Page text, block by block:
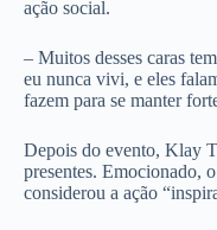
ação social.
– Muitos desses caras
eu nunca vivi, e eles
fazem para se manter
Depois do evento, Klay
presentes. Emocionado,
considerou a ação